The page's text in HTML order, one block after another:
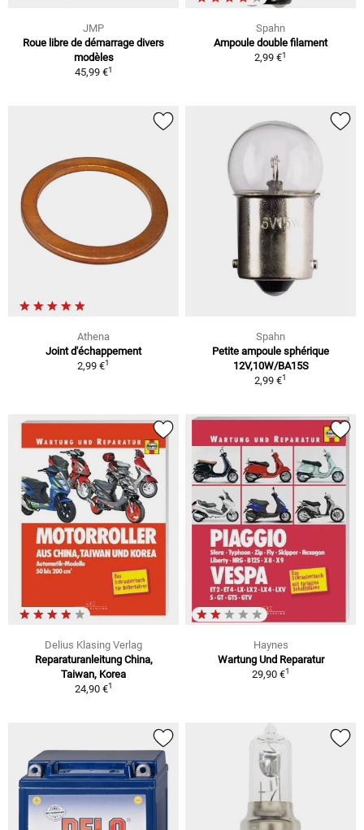
JMP
Roue libre de démarrage divers
modèles
45,99 €1
Spahn
Ampoule double filament
2,99 €1
Athena
Joint d'échappement
2,99 €1
Spahn
Petite ampoule sphérique
12V,10W/BA15S
2,99 €1
Delius Klasing Verlag
Reparaturanleitung China,
Taiwan, Korea
24,90 €1
Haynes
Wartung Und Reparatur
29,90 €1